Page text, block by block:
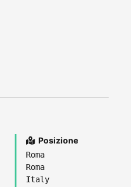
Posizione
Roma
Roma
Italy